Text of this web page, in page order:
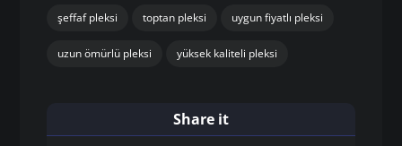
şeffaf pleksi toptan pleksi uygun fiyatlı pleksi
uzun ömürlü pleksi yüksek kaliteli pleksi